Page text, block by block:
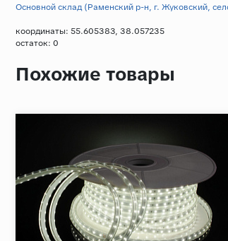
Основной склад (Раменский р-н, г. Жуковский,
координаты: 55.605383, 38.057235
остаток: 0
Похожие товары